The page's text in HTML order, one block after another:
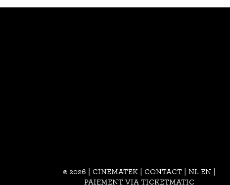
© 2026 | CINEMATEK | CONTACT| NL EN
PAIEMENT VIA TICKETMATIC